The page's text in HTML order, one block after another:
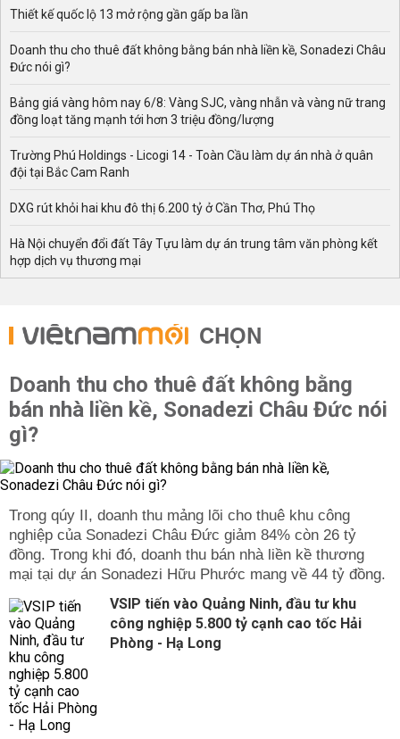
Thiết kế quốc lộ 13 mở rộng gần gấp ba lần
Doanh thu cho thuê đất không bằng bán nhà liền kề, Sonadezi Châu
Đức nói gì?
Bảng giá vàng hôm nay 6/8: Vàng SJC, vàng nhẫn và vàng nữ trang
đồng loạt tăng mạnh tới hơn 3 triệu đồng/lượng
Trường Phú Holdings - Licogi 14 - Toàn Cầu làm dự án nhà ở quân
đội tại Bắc Cam Ranh
DXG rút khỏi hai khu đô thị 6.200 tỷ ở Cần Thơ, Phú Thọ
Hà Nội chuyển đổi đất Tây Tựu làm dự án trung tâm văn phòng kết
hợp dịch vụ thương mại
CHỌN
Doanh thu cho thuê đất không bằng
bán nhà liền kề, Sonadezi Châu Đức nói
gì?
Trong qúy II, doanh thu mảng lõi cho thuê khu công
nghiệp của Sonadezi Châu Đức giảm 84% còn 26 tỷ
đồng. Trong khi đó, doanh thu bán nhà liền kề thương
mại tại dự án Sonadezi Hữu Phước mang về 44 tỷ đồng.
VSIP tiến vào Quảng Ninh, đầu tư khu
công nghiệp 5.800 tỷ cạnh cao tốc Hải
Phòng - Hạ Long